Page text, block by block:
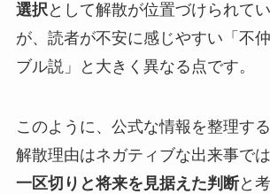
選択として解散が位置づけられて
が、読者が不安に感じやすい「不
ブル説」と大きく異なる点です。
このように、公式な情報を整理す
解散理由はネガティブな出来事では
一区切りと将来を見据えた判断と